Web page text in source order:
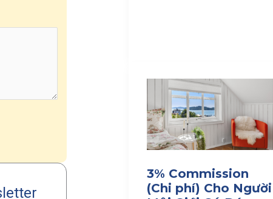
3% Commission
(Chi phí) Cho Người